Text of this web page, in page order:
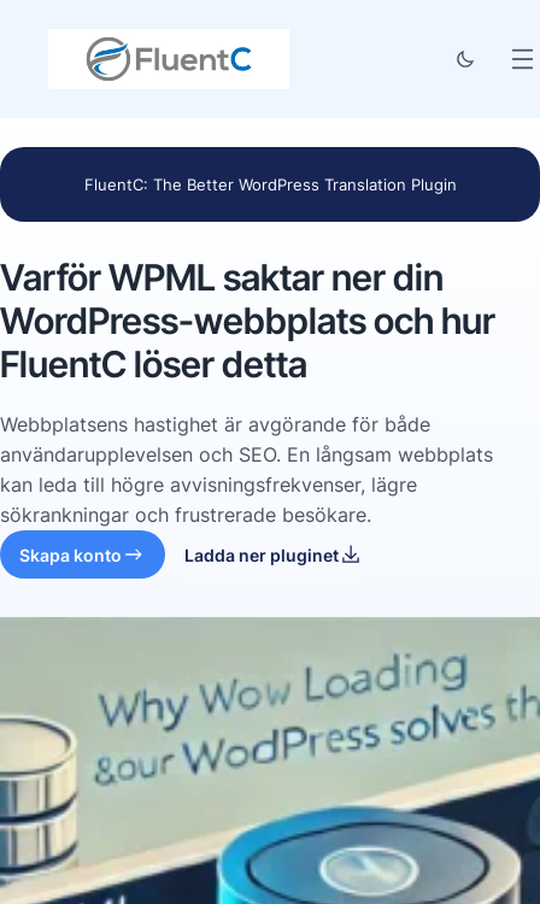
FluentC: The Better WordPress Translation Plugin
Varför WPML saktar ner din
WordPress-webbplats och hur
FluentC löser detta
Webbplatsens hastighet är avgörande för både
användarupplevelsen och SEO. En långsam webbplats
kan leda till högre avvisningsfrekvenser, lägre
sökrankningar och frustrerade besökare.
Skapa konto Ladda ner pluginet